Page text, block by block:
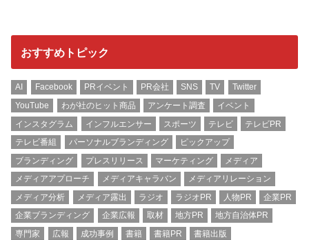
おすすめトピック
AI Facebook PRイベント PR会社 SNS TV
Twitter
YouTube
わが社のヒット商品 アンケート調査
イベント
インスタグラム
インフルエンサー スポーツ テレビ
テレビPR
テレビ番組
パーソナルブランディング
ピックアップ
ブランディング
プレスリリース マーケティング
メディア
メディアアプローチ
メディアキャラバン
メディアリレーション
メディア分析
メディア露出 ラジオ ラジオPR 人物PR
企業PR
企業ブランディング
企業広報 取材 地方PR
地方自治体PR
専門家
広報 成功事例 書籍 書籍PR
書籍出版